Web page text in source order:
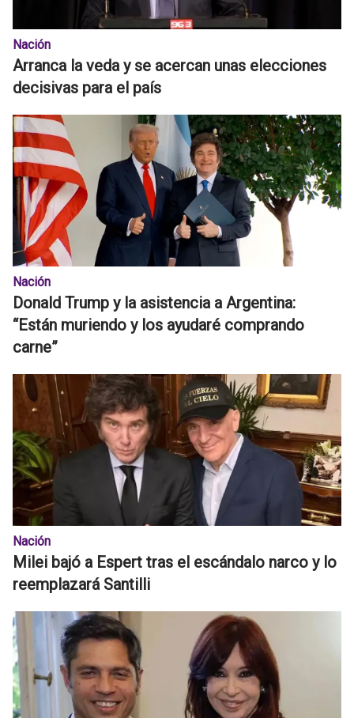
Nación
Arranca la veda y se acercan unas elecciones
decisivas para el país
Nación
Donald Trump y la asistencia a Argentina:
“Están muriendo y los ayudaré comprando
carne”
Nación
Milei bajó a Espert tras el escándalo narco y lo
reemplazará Santilli